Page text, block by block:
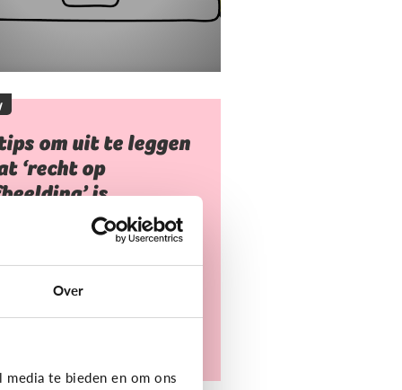
Over
te bieden en om ons
om uit te leggen
‘recht op
is
mag niet zomaar foto's van
nemen of gebruiken.
heb je toestemming
Dat heet ‘recht op